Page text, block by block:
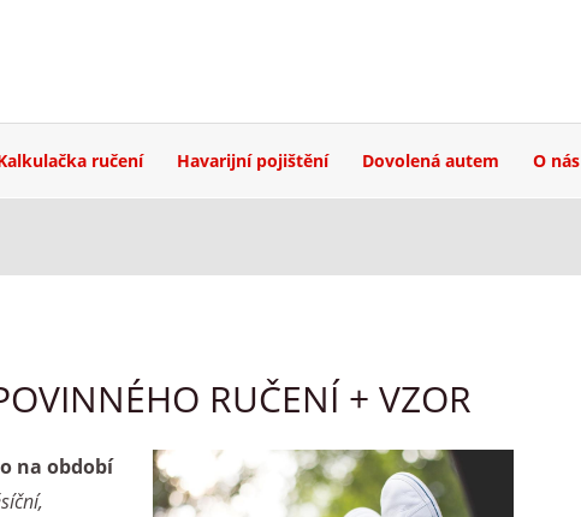
ručení Havarijní pojištění Dovolená autem O nás
RUČENÍ + VZOR
na období